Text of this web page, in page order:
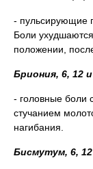
- пульсирующие
Боли
положении,
Бриония, 6, 12
- головные боли
стучанием
нагибания.
Бисмутум, 6,